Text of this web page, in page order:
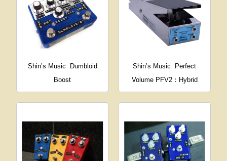
Shin’s Music
Dumbloid
Boost
Shin’s Music
Perfect
Volume PFV2：Hybrid